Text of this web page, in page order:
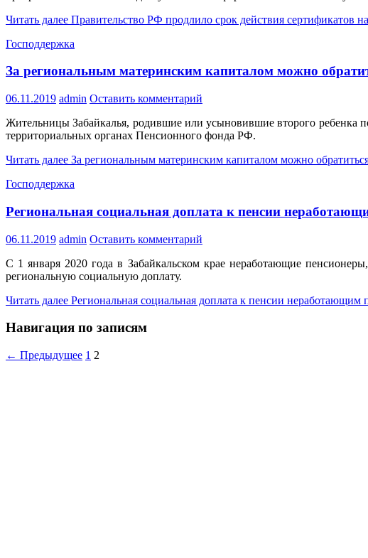
Читать далее Правительство РФ продлило срок действия сертификатов
Господдержка
За региональным материнским капиталом можно
06.11.2019 admin Оставить комментарий
Жительницы Забайкалья, родившие или усыновившие второго ребенка
территориальных органах Пенсионного фонда РФ.
Читать далее За региональным материнским капиталом можно
Господдержка
Региональная социальная доплата к пенсии
06.11.2019 admin Оставить комментарий
С 1 января 2020 года в Забайкальском крае неработающие
региональную социальную доплату.
Читать далее Региональная социальная доплата к пенсии неработающим
Навигация по записям
← Предыдущее 1 2